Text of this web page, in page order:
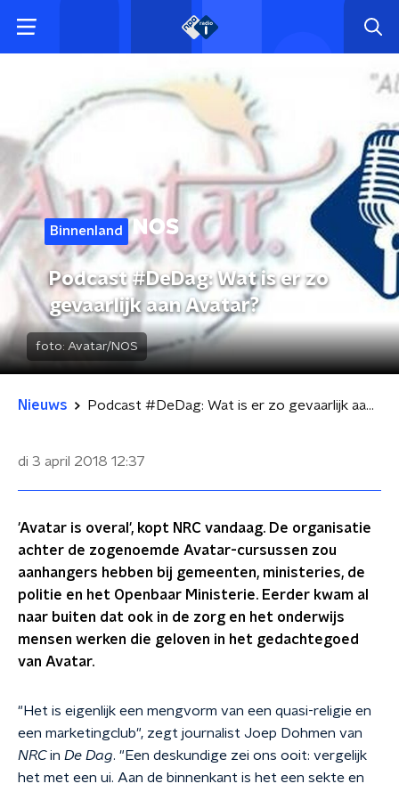
Binnenland
Podcast #DeDag: Wat is er zo
gevaarlijk aan Avatar?
foto: Avatar/NOS
Nieuws Podcast #DeDag: Wat is er zo gevaarlijk aan Avatar?
di 3 april 2018 12:37
'Avatar is overal', kopt NRC vandaag. De organisatie
achter de zogenoemde Avatar-cursussen zou
aanhangers hebben bij gemeenten, ministeries, de
politie en het Openbaar Ministerie. Eerder kwam al
naar buiten dat ook in de zorg en het onderwijs
mensen werken die geloven in het gedachtegoed
van Avatar.
"Het is eigenlijk een mengvorm van een quasi-religie en
een marketingclub", zegt journalist Joep Dohmen van
NRCin De Dag. "Een deskundige zei ons ooit: vergelijk
het met een ui. Aan de binnenkant is het een sekte en